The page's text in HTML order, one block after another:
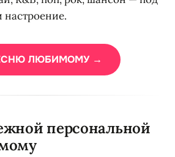
настроение.
ЛЮБИМОМУ →
персональной